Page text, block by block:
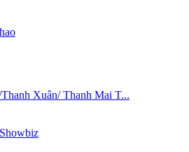
Xuân/ Thanh Mai T...